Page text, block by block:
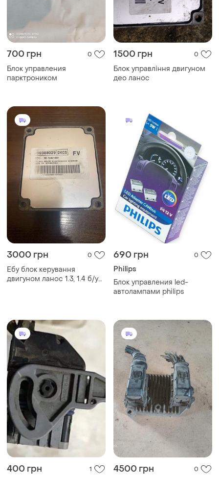
700 грн 0
Блок управления
парктроником
1500 грн 0
Блок управління двигуном
део ланос
3000 грн 0
Ебу блок керування
двигуном ланос 1.3, 1.4 б/у
690 грн 0
Philips
Блок управления led-
автолампами philips
400 грн 1 4500 грн 0